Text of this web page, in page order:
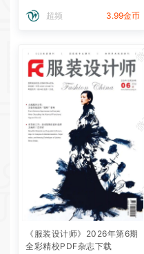
超频 3.99金币
《服装设计师》2026年第6期
全彩精校PDF杂志下载